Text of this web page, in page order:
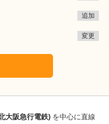
追加
変更
大阪急行電鉄) を中心に直線